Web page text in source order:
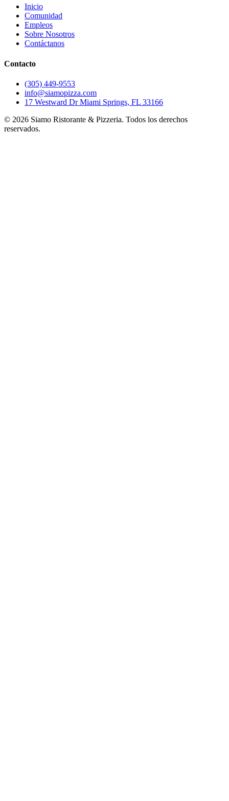
Inicio
Comunidad
Empleos
Sobre Nosotros
Contáctanos
Contacto
(305) 449-9553
info@siamopizza.com
17 Westward Dr Miami Springs, FL 33166
© 2026 Siamo Ristorante & Pizzeria. Todos los derechos
reservados.